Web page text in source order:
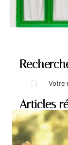
Articles